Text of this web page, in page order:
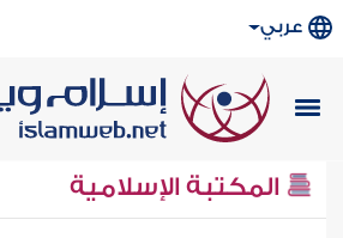
عربي
المكتبة الإسلامية